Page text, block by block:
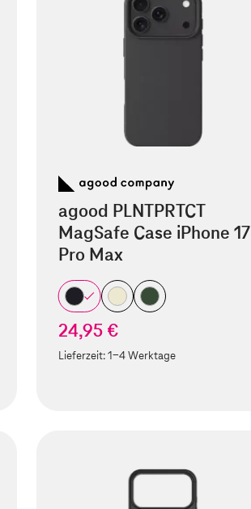
agood PLNTPRTCT
MagSafe Case iPhone 17
Pro Max
24,95 €
Lieferzeit:1-4 Werktage